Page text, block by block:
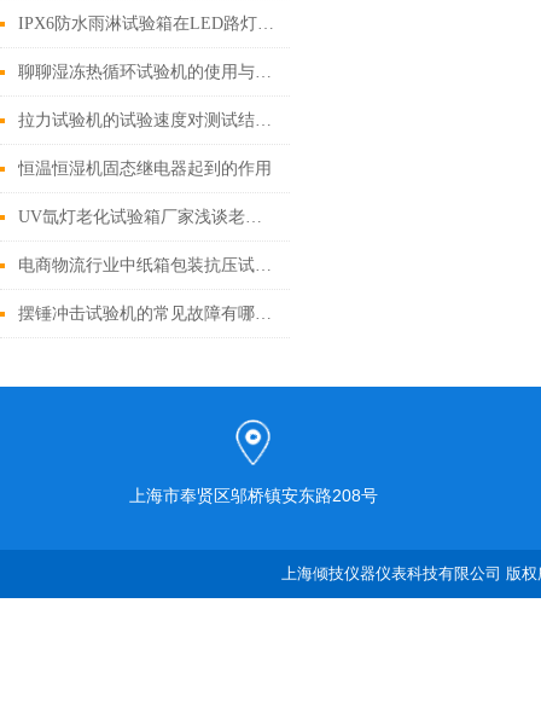
IPX6防水雨淋试验箱在LED路灯外壳防水检测中的应用
聊聊湿冻热循环试验机的使用与维护
拉力试验机的试验速度对测试结果有哪些影响？
恒温恒湿机固态继电器起到的作用
UV氙灯老化试验箱厂家浅谈老化的三要素
电商物流行业中纸箱包装抗压试验机的关键作用
摆锤冲击试验机的常见故障有哪些？
上海市奉贤区邬桥镇安东路208号
上海倾技仪器仪表科技有限公司 版